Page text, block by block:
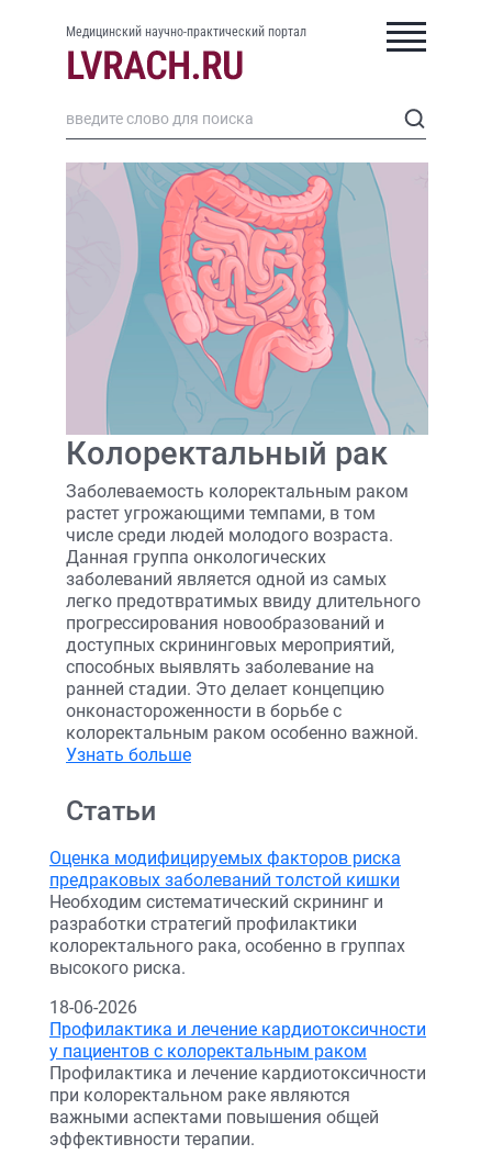
Медицинский научно-практический портал
Колоректальный рак
Заболеваемость колоректальным раком
растет угрожающими темпами, в том
числе среди людей молодого возраста.
Данная группа онкологических
заболеваний является одной из самых
легко предотвратимых ввиду длительного
прогрессирования новообразований и
доступных скрининговых мероприятий,
способных выявлять заболевание на
ранней стадии. Это делает концепцию
онконастороженности в борьбе с
колоректальным раком особенно важной.
Узнать больше
Статьи
Оценка модифицируемых факторов риска
предраковых заболеваний толстой кишки
Необходим систематический скрининг и
разработки стратегий профилактики
колоректального рака, особенно в группах
высокого риска.
18-06-2026
Профилактика и лечение кардиотоксичности
у пациентов с колоректальным раком
Профилактика и лечение кардиотоксичности
при колоректальном раке являются
важными аспектами повышения общей
эффективности терапии.